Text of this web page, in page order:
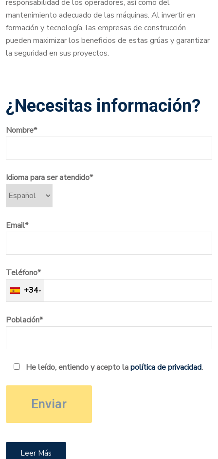
responsabilidad de los operadores, así como del
mantenimiento adecuado de las máquinas. Al invertir en
formación y tecnología, las empresas de construcción
pueden maximizar los beneficios de estas grúas y garantizar
la seguridad en sus proyectos.
¿Necesitas información?
Nombre*
Idioma para ser atendido*
Email*
Teléfono*
+34
Población*
He leído, entiendo y acepto lapolítica de privacidad.
Leer Más